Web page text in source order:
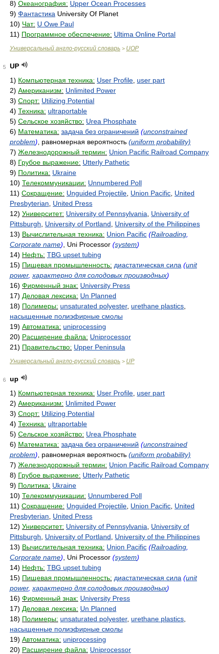
8) Океанография: Upper Ocean Processes
9) Фантастика University Of Planet
10) Чат: U Owe Paul
11) Программное обеспечение: Ultima Online Portal
Универсальный англо-русский словарь > UOP
5
UP
1) Компьютерная техника: User Profile user part
2) Американизм: Unlimited Power
3) Спорт: Utilizing Potential
4) Техника: ultraportable
5) Сельское хозяйство: Urea Phosphate
6) Математика: задача без ограничений (unconstrained
problem) , равномерная вероятность (uniform probability)
7) Железнодорожный термин: Union Pacific Railroad Company
8) Грубое выражение: Utterly Pathetic
9) Политика: Ukraine
10) Телекоммуникации: Unnumbered Poll
11) Сокращение: Unguided Projectile Union Pacific United
Presbyterian
United Press
12) Университет: University of Pennsylvania
University of
Pittsburgh
University of Portland
University of the Philippines
13) Вычислительная техника: Union Pacific (Railroading
Corporate name) , Uni Processor (system)
14) Нефть: TBG upset tubing
15) Пищевая промышленность: диастатическая сила (unit
power, характерно для солодовых производных)
16) Фирменный знак: University Press
17) Деловая лексика: Un Planned
18) Полимеры: unsaturated polyester, urethane plastics
насыщенные полиэфирные смолы
19) Автоматика: uniprocessing
20) Расширение файла: Uniprocessor
21) Правительство: Upper Peninsula
Универсальный англо-русский словарь > UP
6
up
1) Компьютерная техника: User Profile user part
2) Американизм: Unlimited Power
3) Спорт: Utilizing Potential
4) Техника: ultraportable
5) Сельское хозяйство: Urea Phosphate
6) Математика: задача без ограничений (unconstrained
problem) , равномерная вероятность (uniform probability)
7) Железнодорожный термин: Union Pacific Railroad Company
8) Грубое выражение: Utterly Pathetic
9) Политика: Ukraine
10) Телекоммуникации: Unnumbered Poll
11) Сокращение: Unguided Projectile Union Pacific United
Presbyterian
United Press
12) Университет: University of Pennsylvania
University of
Pittsburgh
University of Portland
University of the Philippines
13) Вычислительная техника: Union Pacific (Railroading
Corporate name) , Uni Processor (system)
14) Нефть: TBG upset tubing
15) Пищевая промышленность: диастатическая сила (unit
power, характерно для солодовых производных)
16) Фирменный знак: University Press
17) Деловая лексика: Un Planned
18) Полимеры: unsaturated polyester, urethane plastics
насыщенные полиэфирные смолы
19) Автоматика: uniprocessing
20) Расширение файла: Uniprocessor